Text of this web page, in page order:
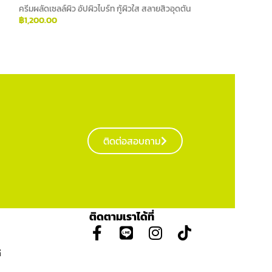
ครีมผลัดเซลล์ผิว อัปผิวไบร์ท กู้ผิวใส สลายสิวอุดตัน
฿1,200.00
ติดต่อสอบถาม
ติดตามเราได้ที่